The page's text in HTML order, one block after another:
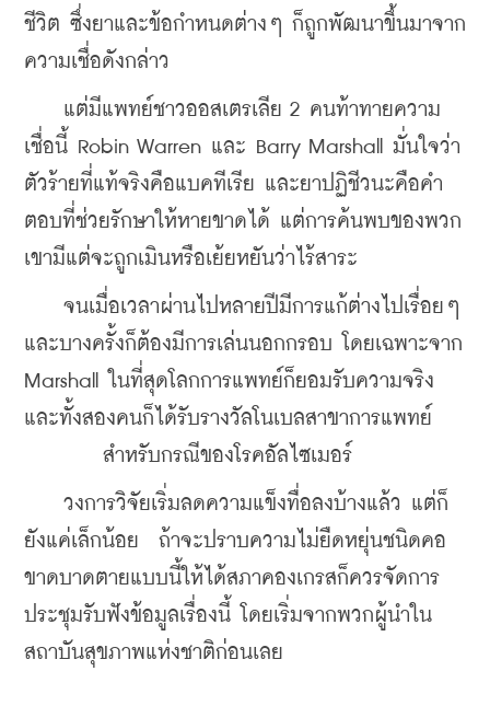
ชีวิต ซึ่งยาและข้อกำหนดต่างๆ ก็ถูกพัฒนาขึ้นมาจาก
ความเชื่อดังกล่าว
แต่มีแพทย์ชาวออสเตรเลีย 2 คนท้าทายความ
เชื่อนี้ Robin Warren และ Barry Marshall มั่นใจว่า
ตัวร้ายที่แท้จริงคือแบคทีเรีย และยาปฏิชีวนะคือคำ
ตอบที่ช่วยรักษาให้หายขาดได้ แต่การค้นพบของพวก
เขามีแต่จะถูกเมินหรือเย้ยหยันว่าไร้สาระ
จนเมื่อเวลาผ่านไปหลายปีมีการแก้ต่างไปเรื่อยๆ
และบางครั้งก็ต้องมีการเล่นนอกกรอบ โดยเฉพาะจาก
Marshall ในที่สุดโลกการแพทย์ก็ยอมรับความจริง
และทั้งสองคนก็ได้รับรางวัลโนเบลสาขาการแพทย์
	สำหรับกรณีของโรคอัลไซเมอร์
วงการวิจัยเริ่มลดความแข็งทื่อลงบ้างแล้ว แต่ก็
ยังแค่เล็กน้อย  ถ้าจะปราบความไม่ยืดหยุ่นชนิดคอ
ขาดบาดตายแบบนี้ให้ได้สภาคองเกรสก็ควรจัดการ
ประชุมรับฟังข้อมูลเรื่องนี้ โดยเริ่มจากพวกผู้นำใน
สถาบันสุขภาพแห่งชาติก่อนเลย